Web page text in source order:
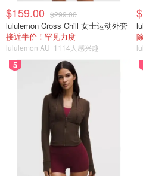
$159.00 $299.00
lululemon Cross Chill 女士运动外套
接近半价！罕见力度
lululemon AU 1114人感兴趣
5